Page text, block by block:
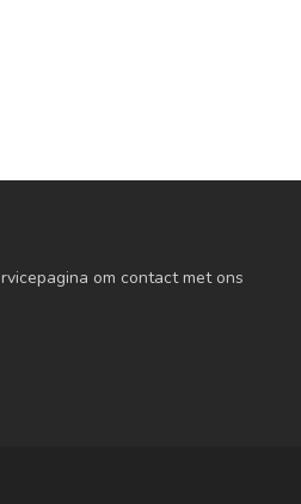
om contact met ons